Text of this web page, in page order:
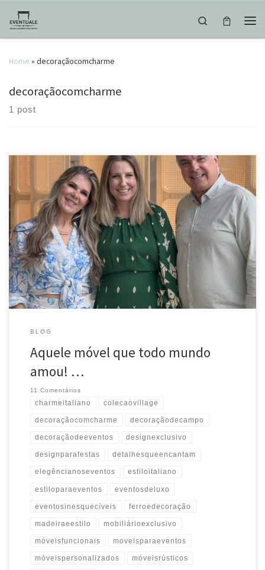
Skip to content
Search
Home » decoraçãocomcharme
decoraçãocomcharme
1 post
Aquele móvel que todo mundo amou! E a @eventuale.com.br vai
levar! Decorativo e cheio de estilo, perfeito para compor qualquer
ambiente. #coleçãovillage #charmeitaliano #designexclusivo
#móveisrústicos #texturasúnicas #madeiraeestilo #ferroedecoração
#decoraçãodecampo #estiloitaliano #móveisfuncionais
#detalhesqueencantam #decoraçãodeeventos #móveisparaeventos
#eventosdeluxo #designparafestas #mobiliárioexclusivo
#estiloparaeventos #decoraçãocomcharme #móveispersonalizados
#detalhesqueencantam #elegêncianoseventos #eventosinesquecíveis
BLOG
Aquele móvel que todo mundo
amou! …
11 Comentários
charmeitaliano colecaovillage
decoraçãocomcharme decoraçãodecampo
decoraçãodeeventos designexclusivo
designparafestas detalhesqueencantam
elegêncianoseventos estiloitaliano
estiloparaeventos eventosdeluxo
eventosinesquecíveis ferroedecoração
madeiraeestilo mobiliárioexclusivo
móveisfuncionais moveisparaeventos
móveispersonalizados móveisrústicos